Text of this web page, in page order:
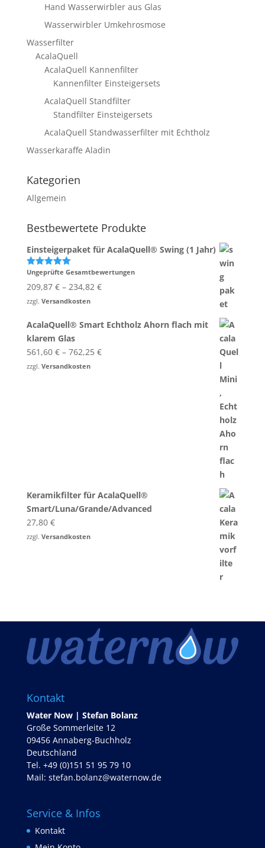
Hand Wasserwirbler aus Glas
Wasserwirbler Umkehrosmose
Wasserfilter
AcalaQuell
AcalaQuell Kannenfilter
Kannenfilter Einsteigersets
AcalaQuell Standfilter
Standfilter Einsteigersets
AcalaQuell Standwasserfilter mit Echtholz
Wasserkaraffe Aladin
Kategorien
Allgemein
Bestbewertete Produkte
Einsteigerpaket für AcalaQuell® Swing (1 Jahr)
Bewertet
von 5
Ungeprüfte Gesamtbewertungen
209,87 €– 234,82 €
zzgl. Versandkosten
AcalaQuell® Smart Echtholz Ahorn flach mit
klarem Glas
561,60 €– 762,25 €
zzgl. Versandkosten
Keramikfilter für AcalaQuell®
Smart/Luna/Grande/Advanced
27,80 €
zzgl. Versandkosten
Kontakt
Water Now | Stefan Bolanz
Große Sommerleite 12
09456 Annaberg-Buchholz
Deutschland
Tel. +49 (0)151 51 95 79 10
Mail: stefan.bolanz@waternow.de
Service & Infos
Kontakt